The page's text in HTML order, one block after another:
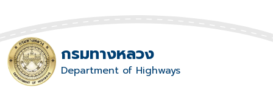
กรมทางหลวง
Department of Highways